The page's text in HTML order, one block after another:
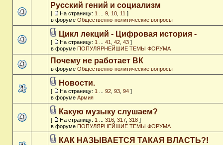
Русский гений и социализм
[ На страницу: 1 9 10 11 ]
в форуме Общественно-политические вопросы
Цикл лекций - Цифровая история -
[ На страницу: 1 41 42 43 ]
в форуме ПОПУЛЯРНЕЙШИЕ ТЕМЫ ФОРУМА
Почему не работает ВК
в форуме Общественно-политические вопросы
Новости.
[ На страницу: 1 92 93 94 ]
в форуме Армия
Какую музыку слушаем?
[ На страницу: 1 316 317 318 ]
в форуме ПОПУЛЯРНЕЙШИЕ ТЕМЫ ФОРУМА
КАК НАЗЫВАЕТСЯ ТАКАЯ ВЛАСТЬ?!